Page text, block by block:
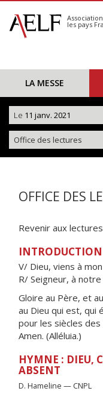
S'abonner
Calendrier
les pays
LA MESSE
Le 11 janv. 2021
Office des lectures
OFFICE DES
Revenir aux
INTRODUCTION
V/ Dieu, viens à
R/ Seigneur, à
Gloire au Père, et
au Dieu qui est, qui
pour les siècles des
Amen. (Alléluia.)
HYMNE : DIEU,
ABSENT
D. Hameline — CNPL